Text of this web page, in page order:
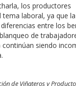
los productores
tema laboral, ya que
entre los
de
continúan siendo
de Viñateros y